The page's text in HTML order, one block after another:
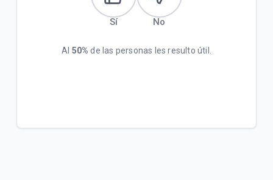
Sí No
Al 50% de las personas les resulto útil.